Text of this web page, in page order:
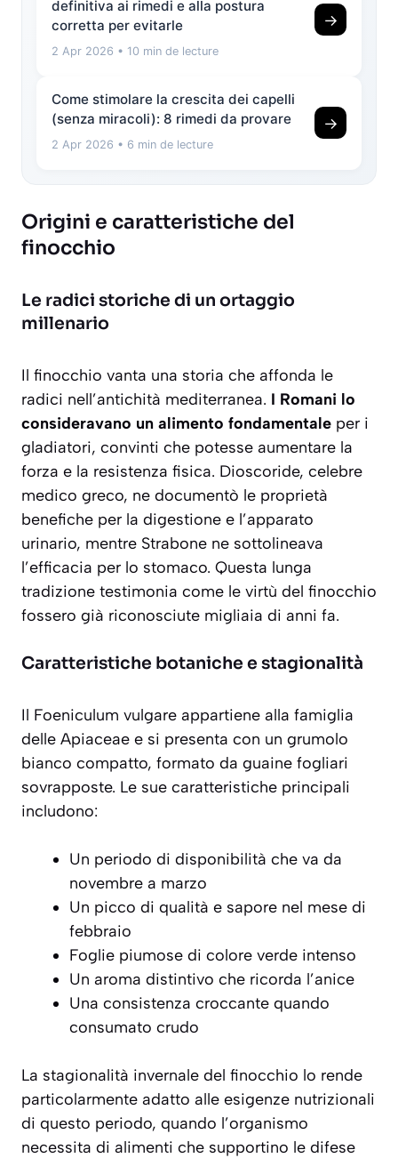
definitiva ai rimedi e alla postura
corretta per evitarle
2 Apr 2026 • 10 min de lecture
→
Come stimolare la crescita dei capelli
(senza miracoli): 8 rimedi da provare
2 Apr 2026 • 6 min de lecture
→
Origini e caratteristiche del
finocchio
Le radici storiche di un ortaggio
millenario
Il finocchio vanta una storia che affonda le
radici nell’antichità mediterranea. I Romani lo
consideravano un alimento fondamentale per i
gladiatori, convinti che potesse aumentare la
forza e la resistenza fisica. Dioscoride, celebre
medico greco, ne documentò le proprietà
benefiche per la digestione e l’apparato
urinario, mentre Strabone ne sottolineava
l’efficacia per lo stomaco. Questa lunga
tradizione testimonia come le virtù del finocchio
fossero già riconosciute migliaia di anni fa.
Caratteristiche botaniche e stagionalità
Il Foeniculum vulgare appartiene alla famiglia
delle Apiaceae e si presenta con un grumolo
bianco compatto, formato da guaine fogliari
sovrapposte. Le sue caratteristiche principali
includono:
Un periodo di disponibilità che va da
novembre a marzo
Un picco di qualità e sapore nel mese di
febbraio
Foglie piumose di colore verde intenso
Un aroma distintivo che ricorda l’anice
Una consistenza croccante quando
consumato crudo
La stagionalità invernale del finocchio lo rende
particolarmente adatto alle esigenze nutrizionali
di questo periodo, quando l’organismo
necessita di alimenti che supportino le difese